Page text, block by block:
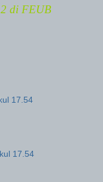
di FEUB
17.54
17.54